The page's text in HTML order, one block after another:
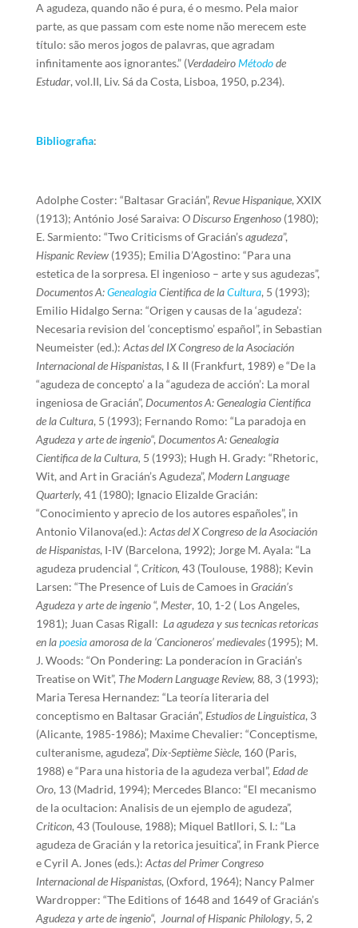
A agudeza, quando não é pura, é o mesmo. Pela maior
parte, as que passam com este nome não merecem este
título: são meros jogos de palavras, que agradam
infinitamente aos ignorantes.” (VerdadeiroMétodode
Estudar, vol.II, Liv. Sá da Costa, Lisboa, 1950, p.234).
Bibliografia:
Adolphe Coster: “Baltasar Gracián”, Revue Hispanique, XXIX
(1913); António José Saraiva: O Discurso Engenhoso(1980);
E. Sarmiento: “Two Criticisms of Gracián’sagudeza”,
Hispanic Review(1935); Emilia D’Agostino: “Para una
estetica de la sorpresa. El ingenioso – arte y sus agudezas”,
Documentos A:GenealogiaCientifica de laCultura, 5 (1993);
Emilio Hidalgo Serna: “Origen y causas de la ‘agudeza’:
Necesaria revision del ‘conceptismo’ español”, in Sebastian
Neumeister (ed.): Actas del IX Congreso de la Asociación
Internacional de Hispanistas, I & II (Frankfurt, 1989) e “De la
“agudeza de concepto’ a la “agudeza de acción’: La moral
ingeniosa de Gracián”, Documentos A: Genealogia Cientifica
de la Cultura, 5 (1993); Fernando Romo: “La paradoja en
Agudeza y arte de ingenio“, Documentos A: Genealogia
Cientifica de la Cultura, 5 (1993); Hugh H. Grady: “Rhetoric,
Wit, and Art in Gracián’s Agudeza”, Modern Language
Quarterly, 41 (1980); Ignacio Elizalde Gracián:
“Conocimiento y aprecio de los autores españoles”, in
Antonio Vilanova(ed.): Actas del X Congreso de la Asociación
de Hispanistas, I-IV (Barcelona, 1992); Jorge M. Ayala: “La
agudeza prudencial “, Criticon, 43 (Toulouse, 1988); Kevin
Larsen: “The Presence of Luis de Camoes in Gracián’s
Agudeza y arte de ingenio“, Mester, 10, 1-2 ( Los Angeles,
1981); Juan Casas Rigall: La agudeza y sus tecnicas retoricas
en lapoesiaamorosa de la ‘Cancioneros’ medievales(1995); M.
J. Woods: “On Pondering: La ponderacíon in Gracián’s
Treatise on Wit”, The Modern Language Review, 88, 3 (1993);
Maria Teresa Hernandez: “La teoría literaria del
conceptismo en Baltasar Gracián”, Estudios de Linguistica, 3
(Alicante, 1985-1986); Maxime Chevalier: “Conceptisme,
culteranisme, agudeza”, Dix-Septième Siècle, 160 (Paris,
1988) e “Para una historia de la agudeza verbal”, Edad de
Oro, 13 (Madrid, 1994); Mercedes Blanco: “El mecanismo
de la ocultacion: Analisis de un ejemplo de agudeza”,
Criticon, 43 (Toulouse, 1988); Miquel Batllori, S. I.: “La
agudeza de Gracián y la retorica jesuitica”, in Frank Pierce
e Cyril A. Jones (eds.): Actas del Primer Congreso
Internacional de Hispanistas, (Oxford, 1964); Nancy Palmer
Wardropper: “The Editions of 1648 and 1649 of Gracián’s
Agudeza y arte de ingenio“, Journal of Hispanic Philology, 5, 2